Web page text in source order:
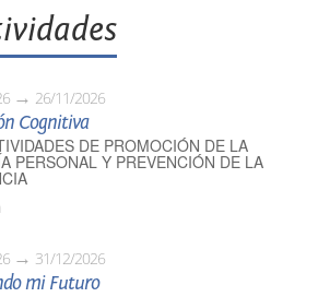
26/11/2026
Cognitiva
DE PROMOCIÓN DE LA
PERSONAL Y PREVENCIÓN DE LA
31/12/2026
mi Futuro